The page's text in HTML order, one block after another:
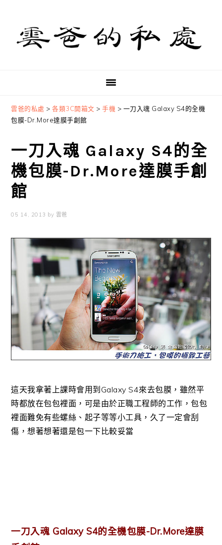
primary
navigation
content
primary
sidebar
雲爸的私處 >各類3C開箱文 >手機 > 一刀入魂 Galaxy S4的全機
包膜-Dr.More達膜手創館
一刀入魂 Galaxy S4的全
機包膜-Dr.More達膜手創
館
05 14, 2013 by 雲爸
這天我拿著上課時會用到Galaxy S4來去包膜，雖然平
時都放在包包裡面，可是由於正職工程師的工作，包包
裡面難免有些螺絲、起子等等小工具，久了一定會刮
傷，想著想著還是包一下比較妥當
一刀入魂 Galaxy S4的全機包膜-Dr.More達膜